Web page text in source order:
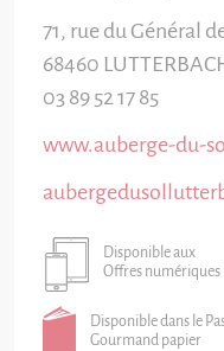
71, rue du Général
68460
03 89 52 17 85
www.auberge-du-
Disponible aux
Offres numériques
Disponible dans le
Gourmand papier